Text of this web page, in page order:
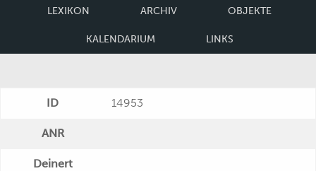
LEXIKON ARCHIV OBJEKTE
KALENDARIUM LINKS
ID 14953
ANR
Deinert